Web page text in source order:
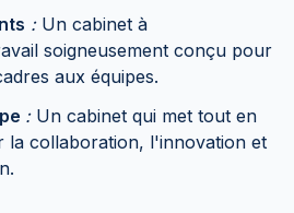
:Un cabinet à
soigneusement conçu pour
aux équipes.
:Un cabinet qui met tout en
collaboration, l'innovation et